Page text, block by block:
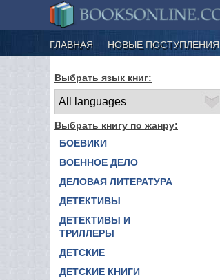
ГЛАВНАЯ НОВЫЕ ПОСТУПЛЕНИЯ
Выбрать язык книг:
Выбрать книгу по жанру:
БОЕВИКИ
ВОЕННОЕ ДЕЛО
ДЕЛОВАЯ ЛИТЕРАТУРА
ДЕТЕКТИВЫ
ДЕТЕКТИВЫ И
ТРИЛЛЕРЫ
ДЕТСКИЕ
ДЕТСКИЕ КНИГИ